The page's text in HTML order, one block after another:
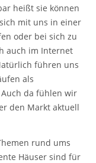
heißt sie können
mit uns in einer
oder bei sich zu
auch im Internet
führen uns
als
da fühlen wir
den Markt aktuell
rund ums
Häuser sind für